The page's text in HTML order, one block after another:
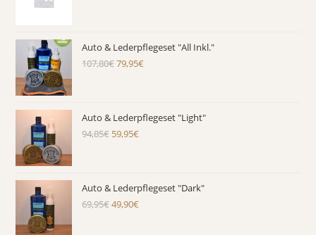
Auto & Lederpflegeset "All Inkl."
107,80€Ursprünglicher
107,80€
79,95€
79,95€.
Auto & Lederpflegeset "Light"
94,85€ Ursprünglicher
94,85€
59,95€
59,95€.
Auto & Lederpflegeset "Dark"
69,95€Ursprünglicher
49,90€